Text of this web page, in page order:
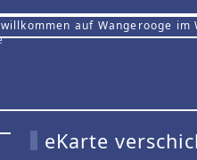
auf Wangerooge im
eKarte